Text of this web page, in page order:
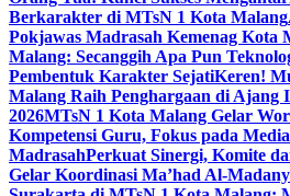
Berkarakter di MTsN 1 Kota Malang
Pokjawas Madrasah Kemenag Kota
Malang: Secanggih Apa Pun
Pembentuk Karakter SejatiKeren!
Malang Raih Penghargaan di
2026MTsN 1 Kota Malang Gelar
Kompetensi Guru, Fokus pada
MadrasahPerkuat Sinergi, Komite
Gelar Koordinasi Ma’had Al-Madany